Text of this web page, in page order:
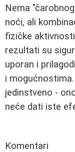
Nema
noći, ali
fizičke
rezultati su
uporan i
i
jedinstveno -
neće dati iste
Komentari